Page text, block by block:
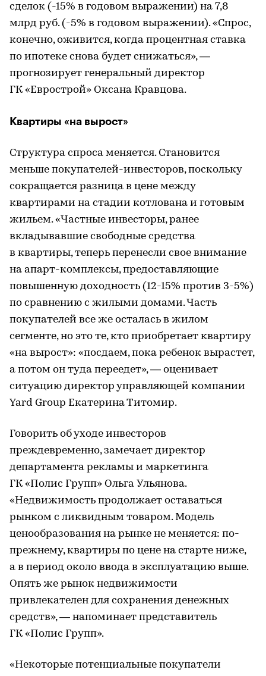
сделок (-15% в годовом выражении) на 7,8
млрд руб. (-5% в годовом выражении). «Спрос,
конечно, оживится, когда процентная ставка
по ипотеке снова будет снижаться», —
прогнозирует генеральный директор
ГК «Еврострой» Оксана Кравцова.
Квартиры «на вырост»
Структура спроса меняется. Становится
меньше покупателей-инвесторов, поскольку
сокращается разница в цене между
квартирами на стадии котлована и готовым
жильем. «Частные инвесторы, ранее
вкладывавшие свободные средства
в квартиры, теперь перенесли свое внимание
на апарт-комплексы, предоставляющие
повышенную доходность (12-15% против 3-5%)
по сравнению с жилыми домами. Часть
покупателей все же осталась в жилом
сегменте, но это те, кто приобретает квартиру
«на вырост»: «посдаем, пока ребенок вырастет,
а потом он туда переедет», — оценивает
ситуацию директор управляющей компании
Yard Group Екатерина Титомир.
Говорить об уходе инвесторов
преждевременно, замечает директор
департамента рекламы и маркетинга
ГК «Полис Групп» Ольга Ульянова.
«Недвижимость продолжает оставаться
рынком с ликвидным товаром. Модель
ценообразования на рынке не меняется: по-
прежнему, квартиры по цене на старте ниже,
а в период около ввода в эксплуатацию выше.
Опять же рынок недвижимости
привлекателен для сохранения денежных
средств», — напоминает представитель
ГК «Полис Групп».
«Некоторые потенциальные покупатели